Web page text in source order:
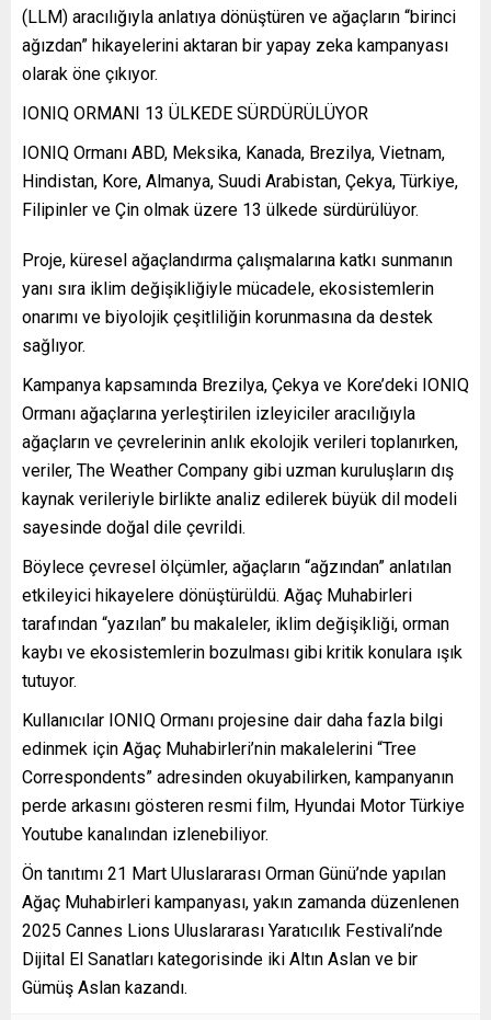
(LLM) aracılığıyla anlatıya dönüştüren ve ağaçların “birinci
ağızdan” hikayelerini aktaran bir yapay zeka kampanyası
olarak öne çıkıyor.
IONIQ ORMANI 13 ÜLKEDE SÜRDÜRÜLÜYOR
IONIQ Ormanı ABD, Meksika, Kanada, Brezilya, Vietnam,
Hindistan, Kore, Almanya, Suudi Arabistan, Çekya, Türkiye,
Filipinler ve Çin olmak üzere 13 ülkede sürdürülüyor.
Proje, küresel ağaçlandırma çalışmalarına katkı sunmanın
yanı sıra iklim değişikliğiyle mücadele, ekosistemlerin
onarımı ve biyolojik çeşitliliğin korunmasına da destek
sağlıyor.
Kampanya kapsamında Brezilya, Çekya ve Kore’deki IONIQ
Ormanı ağaçlarına yerleştirilen izleyiciler aracılığıyla
ağaçların ve çevrelerinin anlık ekolojik verileri toplanırken,
veriler, The Weather Company gibi uzman kuruluşların dış
kaynak verileriyle birlikte analiz edilerek büyük dil modeli
sayesinde doğal dile çevrildi.
Böylece çevresel ölçümler, ağaçların “ağzından” anlatılan
etkileyici hikayelere dönüştürüldü. Ağaç Muhabirleri
tarafından “yazılan” bu makaleler, iklim değişikliği, orman
kaybı ve ekosistemlerin bozulması gibi kritik konulara ışık
tutuyor.
Kullanıcılar IONIQ Ormanı projesine dair daha fazla bilgi
edinmek için Ağaç Muhabirleri’nin makalelerini “Tree
Correspondents” adresinden okuyabilirken, kampanyanın
perde arkasını gösteren resmi film, Hyundai Motor Türkiye
Youtube kanalından izlenebiliyor.
Ön tanıtımı 21 Mart Uluslararası Orman Günü’nde yapılan
Ağaç Muhabirleri kampanyası, yakın zamanda düzenlenen
2025 Cannes Lions Uluslararası Yaratıcılık Festivali’nde
Dijital El Sanatları kategorisinde iki Altın Aslan ve bir
Gümüş Aslan kazandı.